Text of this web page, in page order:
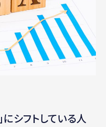
シフトしている人